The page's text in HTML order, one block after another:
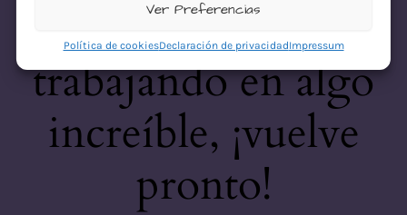
Ver Preferencias
Política de cookiesDeclaración de privacidadImpressum
desastre! Estamos
trabajando en algo
increíble, ¡vuelve
pronto!